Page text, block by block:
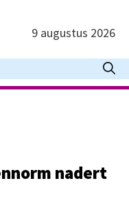
9 augustus 2026
nadert